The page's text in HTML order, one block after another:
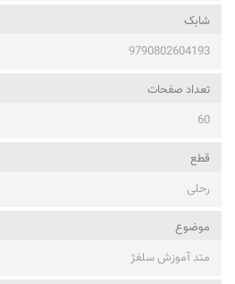
شابک
9790802604193
تعداد صفحات
60
قطع
رحلی
موضوع
متد آموزش سلفژ